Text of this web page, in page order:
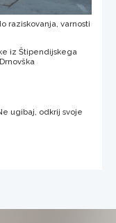
raziskovanja, varnosti
iz Štipendijskega
ugibaj, odkrij svoje